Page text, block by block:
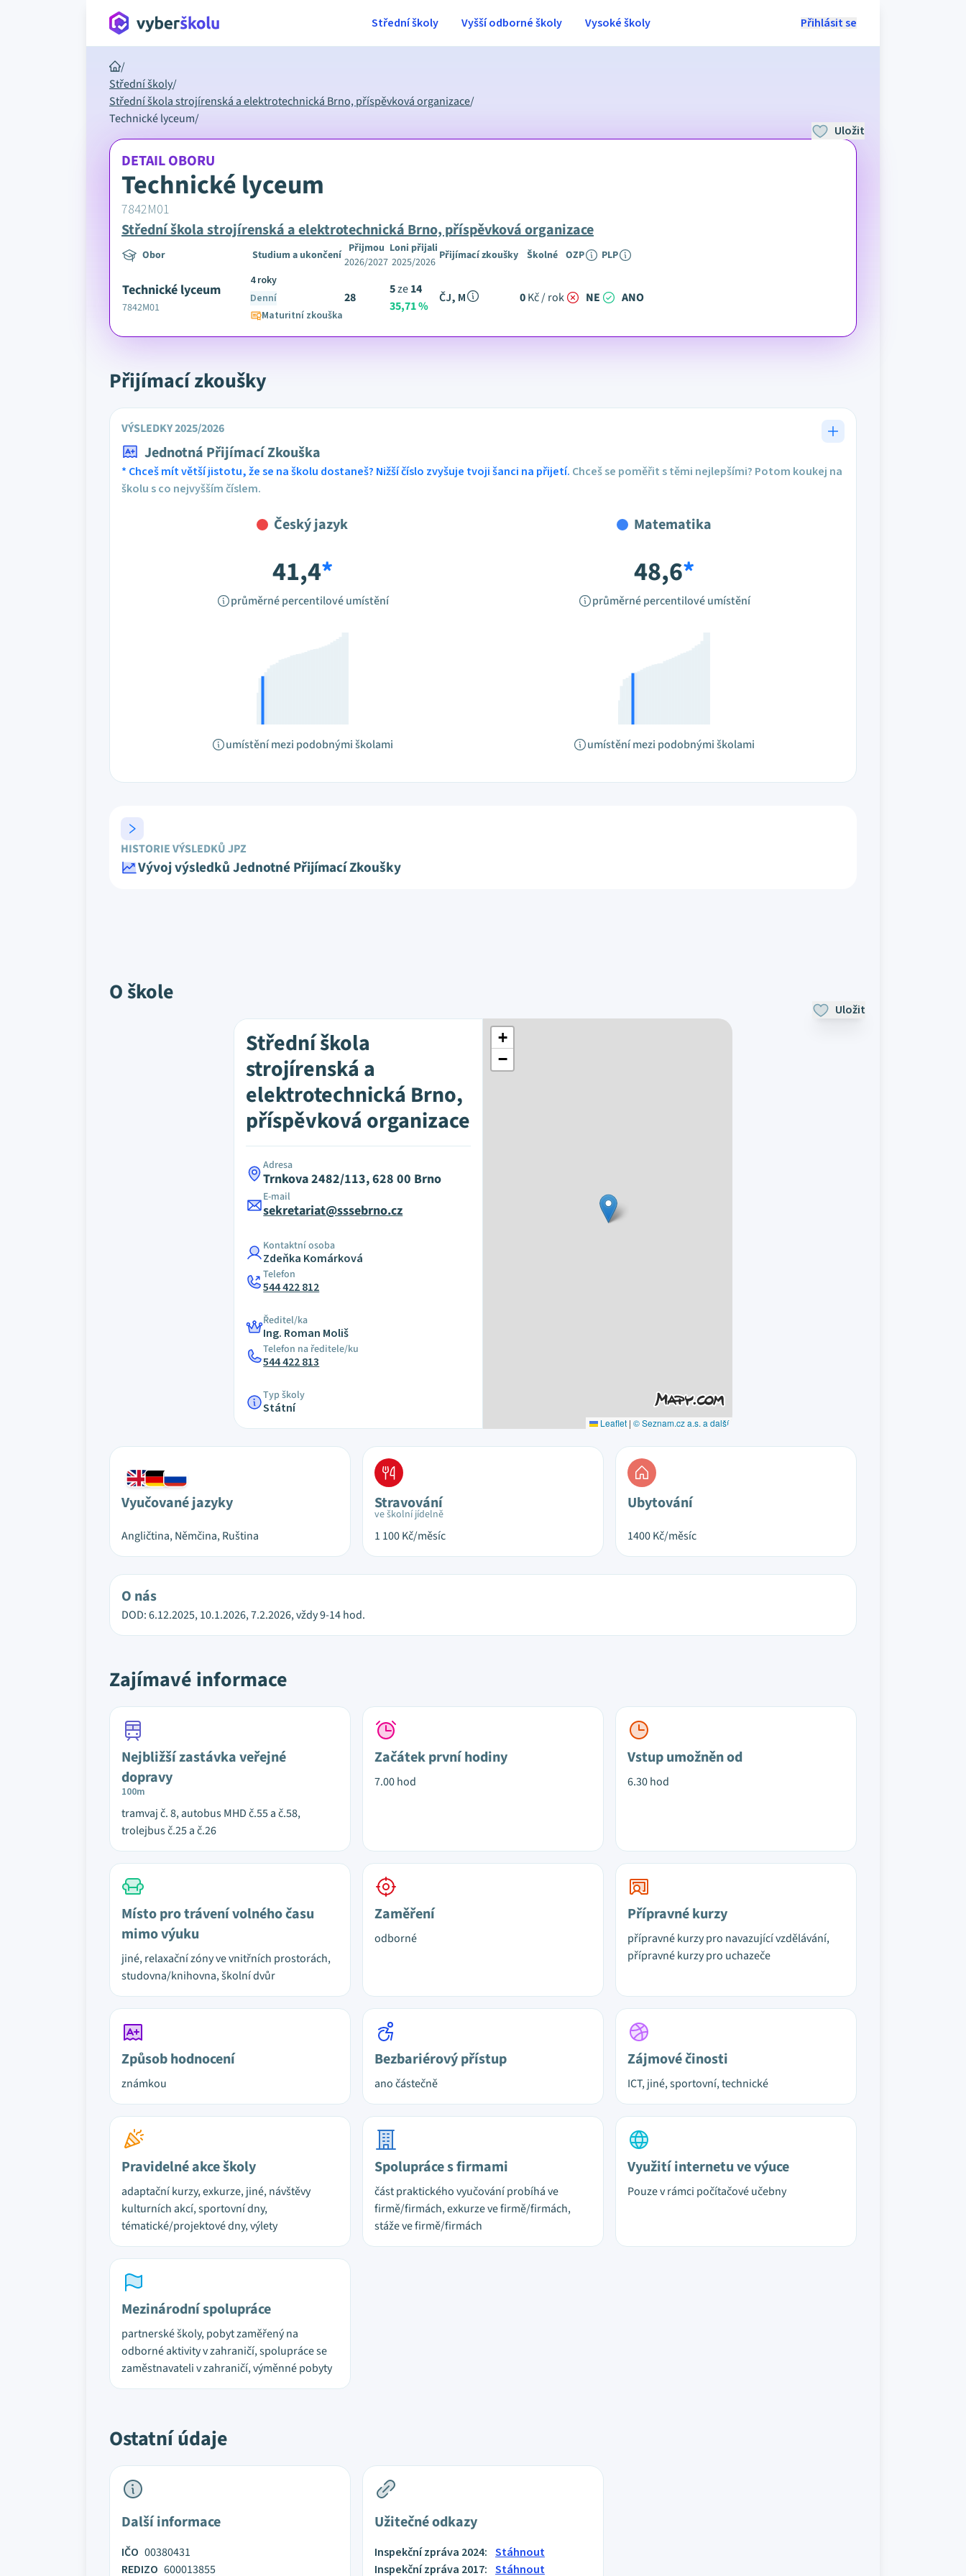
Přihlásit se
Střední školy Vyšší odborné školy Vysoké školy
/
Střední školy/
Střední škola strojírenská a elektrotechnická Brno, příspěvková organizace/
Technické lyceum/
DETAIL OBORU
Technické lyceum
7842M01
Střední škola strojírenská a elektrotechnická Brno, příspěvková organizace
Obor Studium a ukončení Přijmou
2026/2027
Loni přijali
2025/2026 Přijímací zkoušky Školné OZP PLP
Technické lyceum
7842M01
4 roky
Denní
Maturitní zkouška
28
5ze14
35,71 %
ČJ, M 0Kč / rok NE ANO
Uložit
Přijímací zkoušky
VÝSLEDKY 2025/2026
Jednotná Přijímací Zkouška
* Chceš mít větší jistotu, že se na školu dostaneš? Nižší číslo zvyšuje tvoji šanci na přijetí. Chceš se poměřit s těmi nejlepšími? Potom koukej na
školu s co nejvyšším číslem.
Český jazyk
41,4*
průměrné percentilové umístění
umístění mezi podobnými školami
Matematika
48,6*
průměrné percentilové umístění
umístění mezi podobnými školami
HISTORIE VÝSLEDKŮ JPZ
Vývoj výsledků Jednotné Přijímací Zkoušky
O škole
Uložit
Střední škola
strojírenská a
elektrotechnická Brno,
příspěvková organizace
Adresa
Trnkova 2482/113, 628 00 Brno
E-mail
sekretariat@sssebrno.cz
Kontaktní osoba
Zdeňka Komárková
Telefon
544 422 812
Ředitel/ka
Ing. Roman Moliš
Telefon na ředitele/ku
544 422 813
Typ školy
Státní
+
−
Leaflet | © Seznam.cz a.s. a další
Vyučované jazyky
Angličtina, Němčina, Ruština
Stravování
ve školní jídelně
1 100Kč/měsíc
Ubytování
1400Kč/měsíc
O nás
DOD: 6.12.2025, 10.1.2026, 7.2.2026, vždy 9-14 hod.
Zajímavé informace
Nejbližší zastávka veřejné
dopravy
100m
tramvaj č. 8, autobus MHD č.55 a č.58,
trolejbus č.25 a č.26
Začátek první hodiny
7.00 hod
Vstup umožněn od
6.30 hod
Místo pro trávení volného času
mimo výuku
jiné, relaxační zóny ve vnitřních prostorách,
studovna/knihovna, školní dvůr
Zaměření
odborné
Přípravné kurzy
přípravné kurzy pro navazující vzdělávání,
přípravné kurzy pro uchazeče
Způsob hodnocení
známkou
Bezbariérový přístup
ano částečně
Zájmové činosti
ICT, jiné, sportovní, technické
Pravidelné akce školy
adaptační kurzy, exkurze, jiné, návštěvy
kulturních akcí, sportovní dny,
tématické/projektové dny, výlety
Spolupráce s firmami
část praktického vyučování probíhá ve
firmě/firmách, exkurze ve firmě/firmách,
stáže ve firmě/firmách
Využití internetu ve výuce
Pouze v rámci počítačové učebny
Mezinárodní spolupráce
partnerské školy, pobyt zaměřený na
odborné aktivity v zahraničí, spolupráce se
zaměstnavateli v zahraničí, výměnné pobyty
Ostatní údaje
Další informace
IČO 00380431
REDIZO 600013855
Užitečné odkazy
Inspekční zpráva 2024: Stáhnout
Inspekční zpráva 2017: Stáhnout